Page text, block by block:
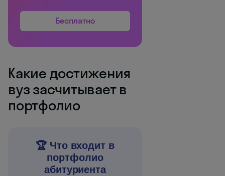
Бесплатно
Какие достижения
вуз засчитывает в
портфолио
🏆 Что входит в
портфолио
абитуриента